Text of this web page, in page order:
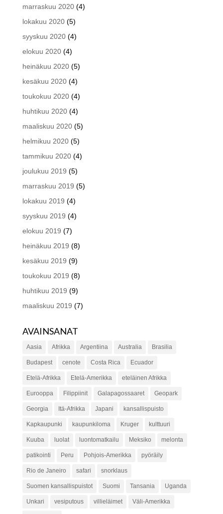
marraskuu 2020(4)
lokakuu 2020(5)
syyskuu 2020(4)
elokuu 2020(4)
heinäkuu 2020(5)
kesäkuu 2020(4)
toukokuu 2020(4)
huhtikuu 2020(4)
maaliskuu 2020(5)
helmikuu 2020(5)
tammikuu 2020(4)
joulukuu 2019 (5)
marraskuu 2019 (5)
lokakuu 2019 (4)
syyskuu 2019 (4)
elokuu 2019 (7)
heinäkuu 2019 (8)
kesäkuu 2019 (9)
toukokuu 2019 (8)
huhtikuu 2019 (9)
maaliskuu 2019 (7)
AVAINSANAT
Aasia Afrikka Argentiina Australia Brasilia
Budapest cenote Costa Rica Ecuador
Etelä-Afrikka Etelä-Amerikka eteläinen Afrikka
Eurooppa Filippiinit Galapagossaaret Geopark
Georgia Itä-Afrikka Japani kansallispuisto
Kapkaupunki kaupunkiloma Kruger kulttuuri
Kuuba luolat luontomatkailu Meksiko melonta
patikointi Peru Pohjois-Amerikka pyöräily
Rio de Janeiro safari snorklaus
Suomen kansallispuistot Suomi Tansania Uganda
Unkari vesiputous villieläimet Väli-Amerikka